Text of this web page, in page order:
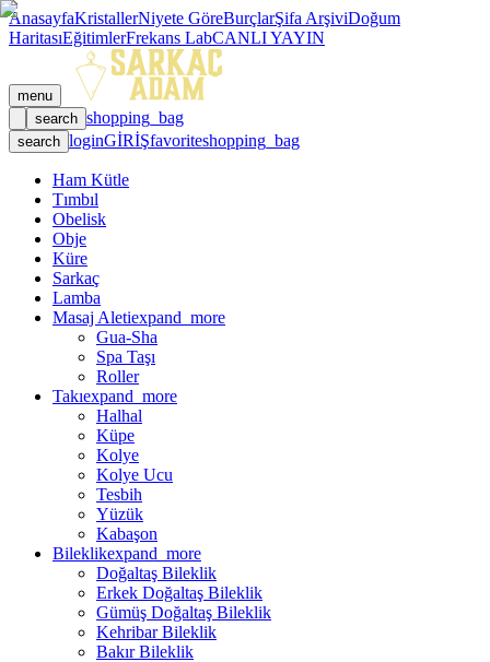
AnasayfaKristallerNiyete GöreBurçlarŞifa ArşiviDoğum
HaritasıEğitimlerFrekans LabCANLI YAYIN
menu
search shopping_bag
search loginGİRİŞfavoriteshopping_bag
Ham Kütle
Tımbıl
Obelisk
Obje
Küre
Sarkaç
Lamba
Masaj Aletiexpand_more
Gua-Sha
Spa Taşı
Roller
Takıexpand_more
Halhal
Küpe
Kolye
Kolye Ucu
Tesbih
Yüzük
Kabaşon
Bileklikexpand_more
Doğaltaş Bileklik
Erkek Doğaltaş Bileklik
Gümüş Doğaltaş Bileklik
Kehribar Bileklik
Bakır Bileklik